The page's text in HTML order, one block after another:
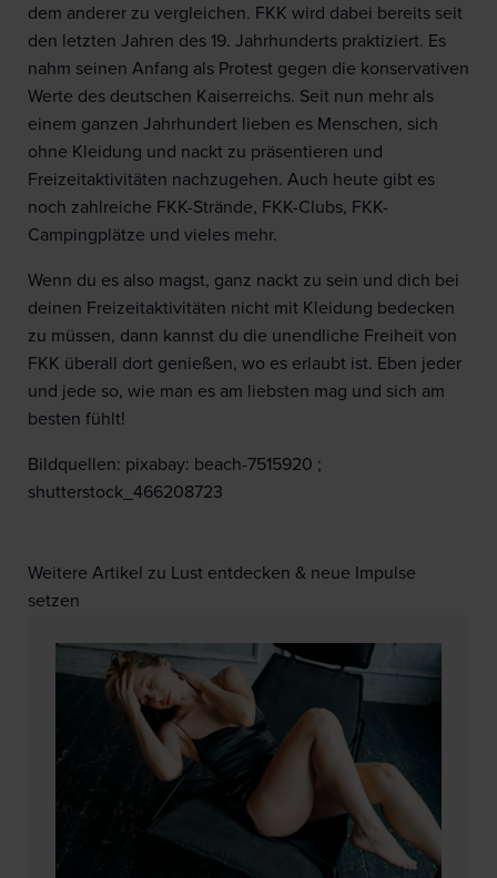
dem anderer zu vergleichen. FKK wird dabei bereits seit
den letzten Jahren des 19. Jahrhunderts praktiziert. Es
nahm seinen Anfang als Protest gegen die konservativen
Werte des deutschen Kaiserreichs. Seit nun mehr als
einem ganzen Jahrhundert lieben es Menschen, sich
ohne Kleidung und nackt zu präsentieren und
Freizeitaktivitäten nachzugehen. Auch heute gibt es
noch zahlreiche FKK-Strände, FKK-Clubs, FKK-
Campingplätze und vieles mehr.
Wenn du es also magst, ganz nackt zu sein und dich bei
deinen Freizeitaktivitäten nicht mit Kleidung bedecken
zu müssen, dann kannst du die unendliche Freiheit von
FKK überall dort genießen, wo es erlaubt ist. Eben jeder
und jede so, wie man es am liebsten mag und sich am
besten fühlt!
Bildquellen: pixabay: beach-7515920 ;
shutterstock_466208723
Weitere Artikel zu Lust entdecken & neue Impulse
setzen